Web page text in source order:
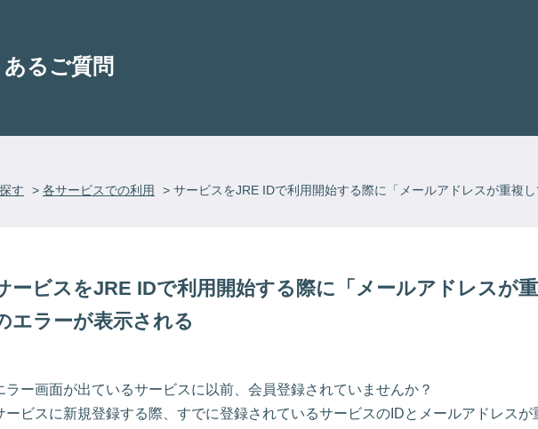
あるご質問
す > 各サービスでの利用 > サービスをJRE IDで利用開始する際に「メールアドレスが重複
ービスをJRE IDで利用開始する際に「メールアドレスが
エラーが表示される
ラー画面が出ているサービスに以前、会員登録されていませんか？
ービスに新規登録する際、すでに登録されているサービスのIDとメールアドレス